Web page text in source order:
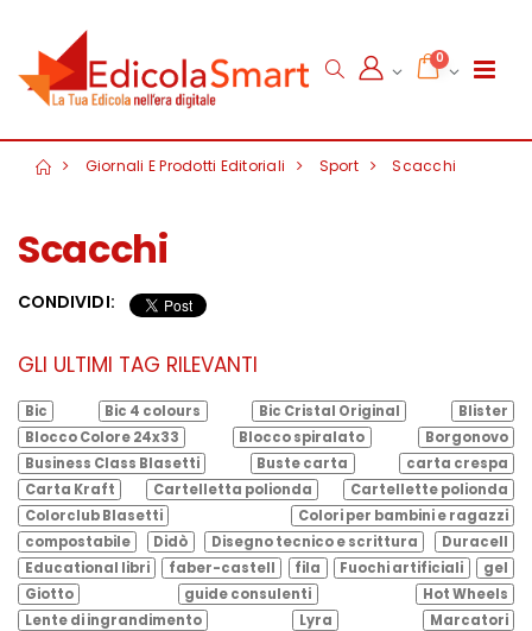
0
Giornali E Prodotti Editoriali Sport Scacchi
Scacchi
CONDIVIDI:
GLI ULTIMI TAG RILEVANTI
Bic Bic 4 colours Bic Cristal Original
Blister
Blocco Colore 24x33
Blocco spiralato
Borgonovo
Business Class Blasetti
Buste carta
carta crespa
Carta Kraft
Cartelletta polionda
Cartellette polionda
Colorclub Blasetti
Colori per bambini e ragazzi
compostabile
Didò Disegno tecnico e scrittura
Duracell
Educational libri
faber-castell fila Fuochi artificiali
gel
Giotto
guide consulenti
Hot Wheels
Lente di ingrandimento
Lyra
Marcatori